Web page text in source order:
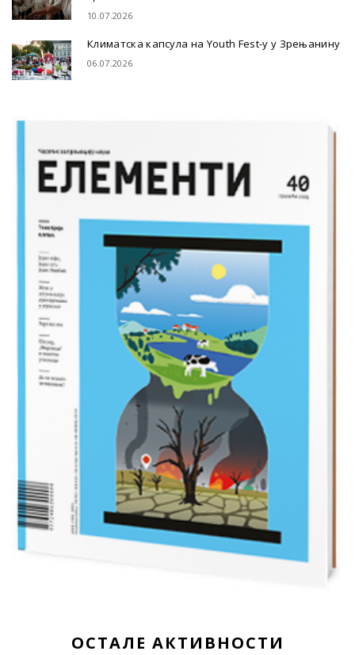
10.07.2026
Климатска капсула на Youth Fest-у у Зрењанину
06.07.2026
ОСТАЛЕ АКТИВНОСТИ